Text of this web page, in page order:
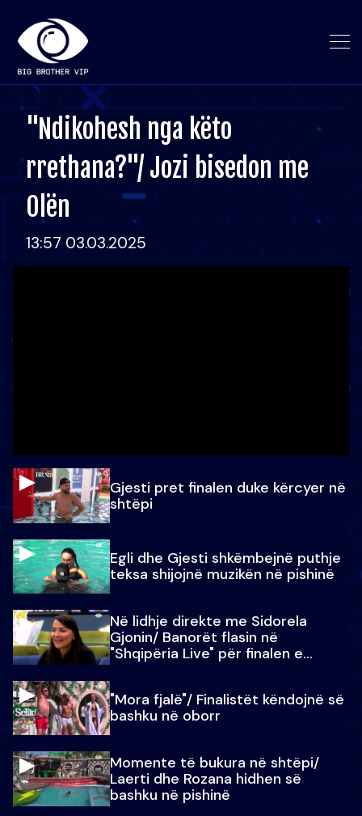
"Ndikohesh nga këto
rrethana?"/ Jozi bisedon me
Olën
13:57 03.03.2025
Gjesti pret finalen duke kërcyer në
shtëpi
Egli dhe Gjesti shkëmbejnë puthje
teksa shijojnë muzikën në pishinë
Në lidhje direkte me Sidorela
Gjonin/ Banorët flasin në
"Shqipëria Live" për finalen e
"Mora fjalë"/ Finalistët këndojnë së
bashku në oborr
Momente të bukura në shtëpi/
Laerti dhe Rozana hidhen së
bashku në pishinë